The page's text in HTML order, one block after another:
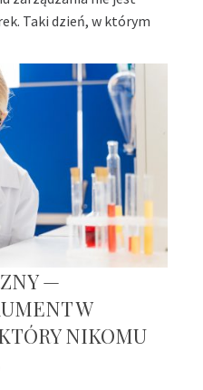
Taki dzień, w którym
—
W
NIKOMU